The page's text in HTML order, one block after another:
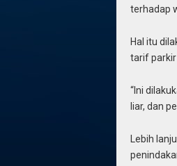
terhadap
Hal itu
tarif parkir
“Ini
liar, dan
Lebih